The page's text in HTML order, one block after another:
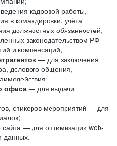
кадровой работы,
в командировки, учёта
должностных обязанностей,
законодательством РФ
и компенсаций;
— для заключения
делового общения,
офиса — для выдачи
спикеров мероприятий — для
сайта — для оптимизации web-
данных.